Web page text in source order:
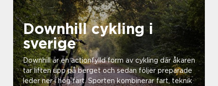
Downhill cykling i
sverige
Downhill är en actionfylld form av cykling där åkaren
tar liften upp på berget och sedan följer preparade
leder ner i hög fart. Sporten kombinerar fart, teknik